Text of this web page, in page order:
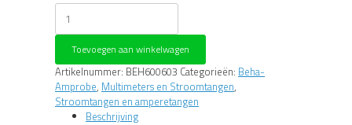
Beha-
Amprobe
CHB5
Stroomtang
aantal
Toevoegen aan winkelwagen
Artikelnummer: BEH600603 Categorieën: Beha-
Amprobe, Multimeters en Stroomtangen,
Stroomtangen en amperetangen
Beschrijving